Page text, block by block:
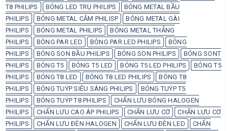
T8 PHILIPS
BÓNG LED TRỤ PHILIPS
BÓNG METAL BẦU
PHILIPS
BÓNG METAL CẮM PHILISP
BÓNG METAL GÀI
PHILIPS
BÓNG METAL PHILIPS
BÓNG METAL THẲNG
PHILIPS
BÓNG PAR LED BÓNG PAR LED PHILIPS
BÓNG
PHILIPS
BÓNG SON BẦU PHILIPS BÓNG SON PHILIPS
BÓNG SONT
PHILIPS
BÓNG T5 BÓNG T5 LED BÓNG T5 LED PHILIPS
BÓNG T5
PHILIPS
BÓNG T8 LED BÓNG T8 LED PHILIPS
BÓNG T8
PHILIPS
BÓNG TUÝP SIÊU SÁNG PHILIPS
BÓNG TUÝP T5
PHILIPS
BÓNG TUÝP T8 PHILIPS
CHẤN LƯU BÓNG HALOGEN
PHILIPS
CHẤN LƯU CAO ÁP PHILIPS CHẤN LƯU CƠ
CHẤN LƯU CƠ
PHILIPS
CHẤN LƯU ĐÈN HALOGEN CHẤN LƯU ĐÈN LED
CHẤN